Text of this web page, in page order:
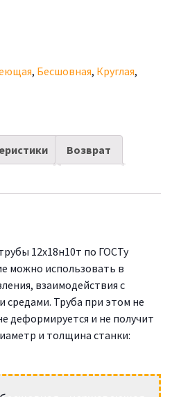
, Бесшовная, Круглая,
Возврат
12х18н10т по ГОСТу
можно использовать в
взаимодействия с
средами. Труба при этом не
деформируется и не получит
и толщина станки: